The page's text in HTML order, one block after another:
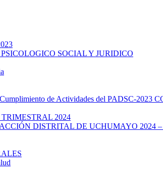
SOCIAL Y JURIDICO
de Actividades del PADSC-2023
2024
DISTRITAL DE UCHUMAYO 2024 –